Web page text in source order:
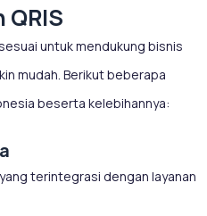
untuk mendukung bisnis
mudah. Berikut beberapa
beserta kelebihannya:
yang terintegrasi dengan layanan